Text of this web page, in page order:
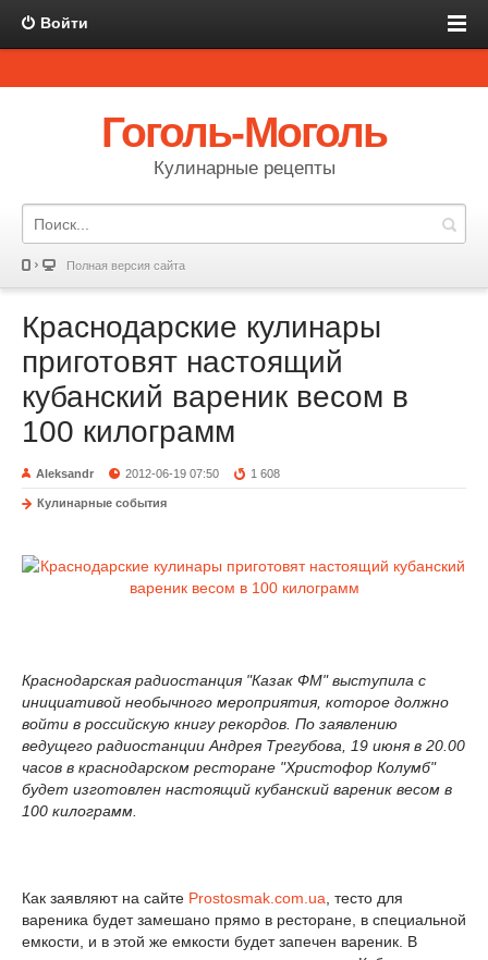
Войти
Гоголь-Моголь
Кулинарные рецепты
Полная версия сайта
Краснодарские кулинары
приготовят настоящий
кубанский вареник весом в
100 килограмм
Aleksandr 2012-06-19 07:50 1 608
Кулинарные события
Краснодарская радиостанция "Казак ФМ" выступила с
инициативой необычного мероприятия, которое должно
войти в российскую книгу рекордов. По заявлению
ведущего радиостанции Андрея Трегубова, 19 июня в 20.00
часов в краснодарском ресторане "Христофор Колумб"
будет изготовлен настоящий кубанский вареник весом в
100 килограмм.
Как заявляют на сайте Prostosmak.com.ua , тесто для
вареника будет замешано прямо в ресторане, в специальной
емкости, и в этой же емкости будет запечен вареник. В